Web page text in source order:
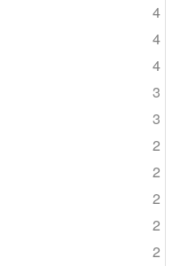
4
4
4
3
3
2
2
2
2
2